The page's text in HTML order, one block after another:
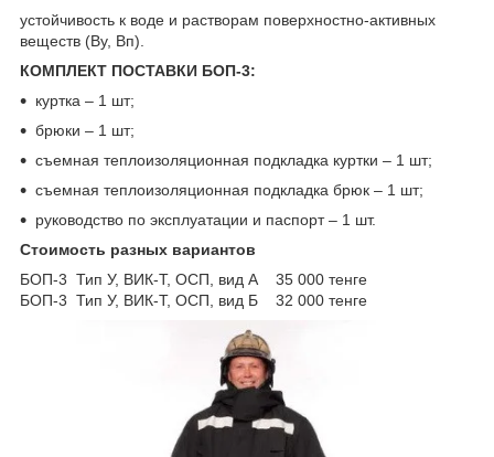
устойчивость к воде и растворам поверхностно-активных
веществ (Ву, Вп).
КОМПЛЕКТ ПОСТАВКИ БОП-3:
куртка – 1 шт;
брюки – 1 шт;
съемная теплоизоляционная подкладка куртки – 1 шт;
съемная теплоизоляционная подкладка брюк – 1 шт;
руководство по эксплуатации и паспорт – 1 шт.
Стоимость разных вариантов
БОП-3 Тип У, ВИК-Т, ОСП, вид А 35 000 тенге
БОП-3 Тип У, ВИК-Т, ОСП, вид Б 32 000 тенге